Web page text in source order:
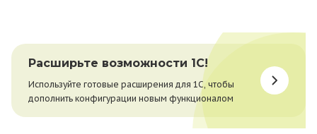
Расширьте возможности 1С!
Используйте готовые расширения для 1С, чтобы
дополнить конфигурации новым функционалом